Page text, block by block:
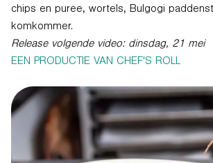
chips en puree, wortels, Bulgogi
komkommer.
Release volgende video: dinsdag, 21 mei
EEN PRODUCTIE VAN CHEF'S ROLL